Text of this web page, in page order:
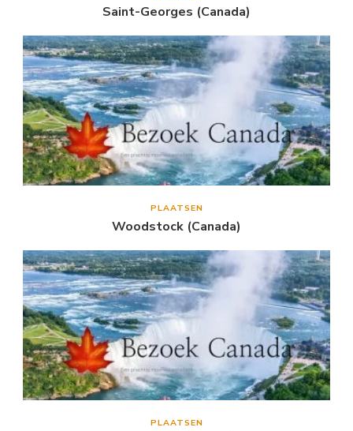
Saint-Georges (Canada)
PLAATSEN
Woodstock (Canada)
PLAATSEN